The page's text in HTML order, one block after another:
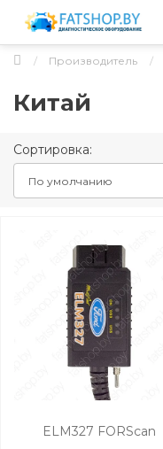
Производитель
Китай
Сортировка:
ELM327 FORScan